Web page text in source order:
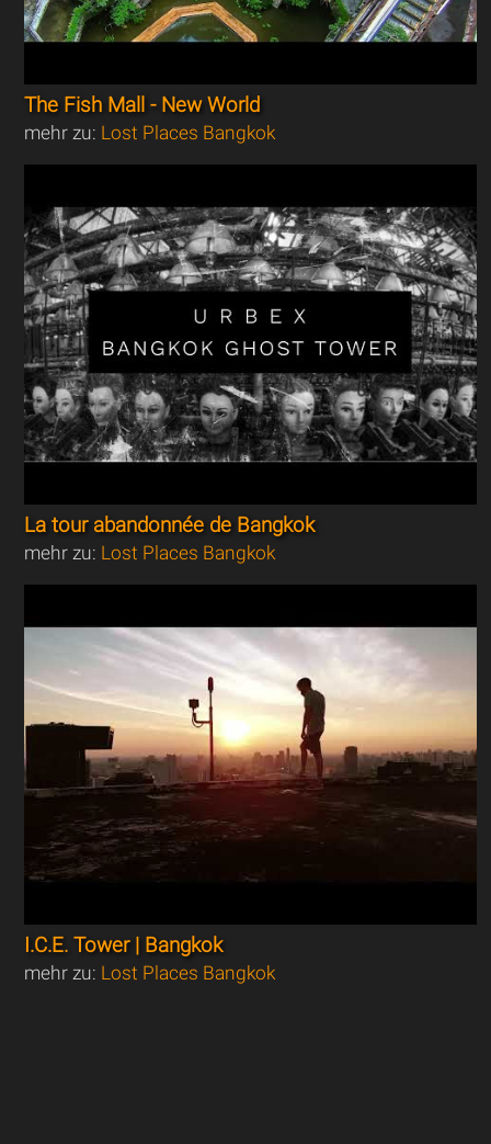
The Fish Mall - New World
mehr zu: Lost Places Bangkok
La tour abandonnée de Bangkok
mehr zu: Lost Places Bangkok
I.C.E. Tower | Bangkok
mehr zu: Lost Places Bangkok